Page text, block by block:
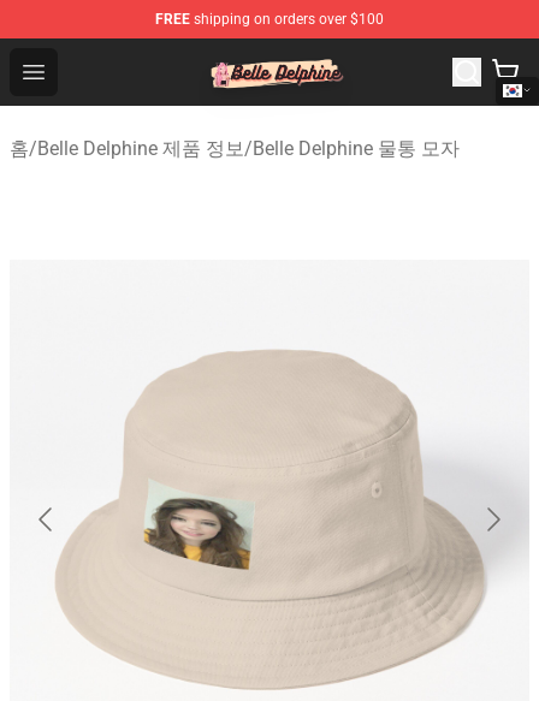
FREE shipping on orders over $100
Open menu
Belle Delphine Store - Official Belle Delphine
홈/Belle Delphine 제품 정보/Belle Delphine 물통 모자